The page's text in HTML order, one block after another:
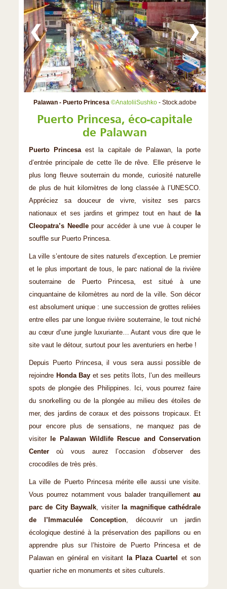
Palawan - Puerto Princesa ©AnatoliiSushko- Stock.adobe
❮ ❯
Puerto Princesa, éco-capitale
de Palawan
Puerto Princesa est la capitale de Palawan, la porte
d’entrée principale de cette île de rêve. Elle préserve le
plus long fleuve souterrain du monde, curiosité naturelle
de plus de huit kilomètres de long classée à l’UNESCO.
Appréciez sa douceur de vivre, visitez ses parcs
nationaux et ses jardins et grimpez tout en haut de
la
Cleopatra’s Needlepour accéder à une vue à couper le
souffle sur Puerto Princesa.
La ville s’entoure de sites naturels d’exception. Le premier
et le plus important de tous, le parc national de la rivière
souterraine de Puerto Princesa, est situé à une
cinquantaine de kilomètres au nord de la ville. Son décor
est absolument unique : une succession de grottes reliées
entre elles par une longue rivière souterraine, le tout niché
au cœur d’une jungle luxuriante… Autant vous dire que le
site vaut le détour, surtout pour les aventuriers en herbe !
Depuis Puerto Princesa, il vous sera aussi possible de
rejoindre Honda Bay et ses petits îlots, l’un des meilleurs
spots de plongée des Philippines. Ici, vous pourrez faire
du snorkelling ou de la plongée au milieu des étoiles de
mer, des jardins de coraux et des poissons tropicaux. Et
pour encore plus de sensations, ne manquez pas de
visiter
le Palawan Wildlife Rescue and Conservation
Center où vous aurez l’occasion d’observer des
crocodiles de très près.
La ville de Puerto Princesa mérite elle aussi une visite.
Vous pourrez notamment vous balader tranquillement au
parc de City Baywalk , visiter la magnifique cathédrale
de l’Immaculée Conception , découvrir un jardin
écologique destiné à la préservation des papillons ou en
apprendre plus sur l’histoire de Puerto Princesa et de
Palawan en général en visitant
la Plaza Cuartel
et son
quartier riche en monuments et sites culturels.